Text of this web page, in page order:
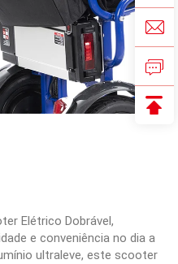
Elétrico Dobrável,
e conveniência no dia a
ultraleve, este scooter